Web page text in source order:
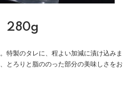
280g
特製のタレに、程よい加減に漬け込みま
とろりと脂ののった部分の美味しさをお